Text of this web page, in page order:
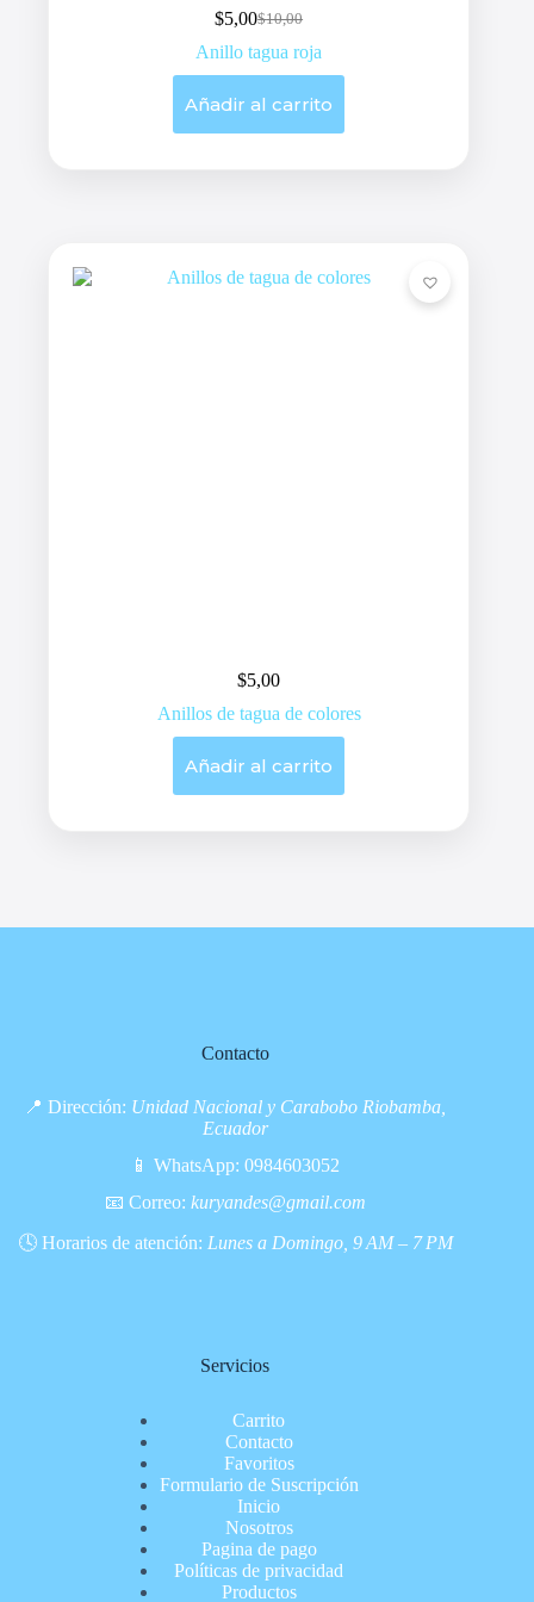
$10,00
Original
price
was:
$5,00Current
price
is:
Anillo tagua roja
Añadir al carrito
$5,00
Anillos de tagua de colores
Añadir al carrito
Contacto
📍 Dirección: Unidad Nacional y Carabobo Riobamba,
Ecuador
📱 WhatsApp:0984603052
📧 Correo: kuryandes@gmail.com
🕓 Horarios de atención: Lunes a Domingo, 9 AM – 7 PM
Servicios
Carrito
Contacto
Favoritos
Formulario de Suscripción
Inicio
Nosotros
Pagina de pago
Políticas de privacidad
Productos